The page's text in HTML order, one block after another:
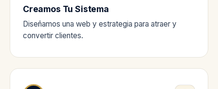
Creamos Tu Sistema
Diseñamos una web y estrategia para atraer y
convertir clientes.